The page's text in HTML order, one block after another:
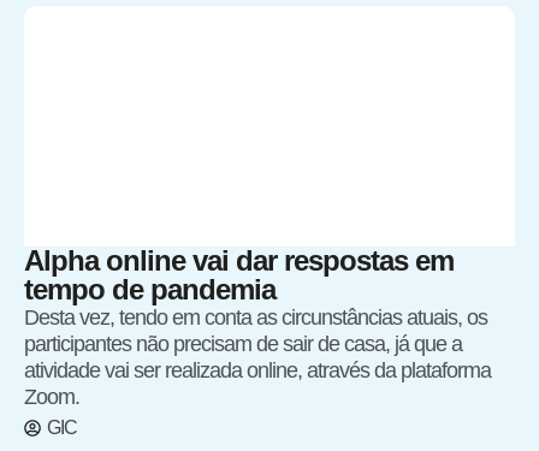
Alpha online vai dar respostas em
tempo de pandemia
Desta vez, tendo em conta as circunstâncias atuais, os
participantes não precisam de sair de casa, já que a
atividade vai ser realizada online, através da plataforma
Zoom.
GIC